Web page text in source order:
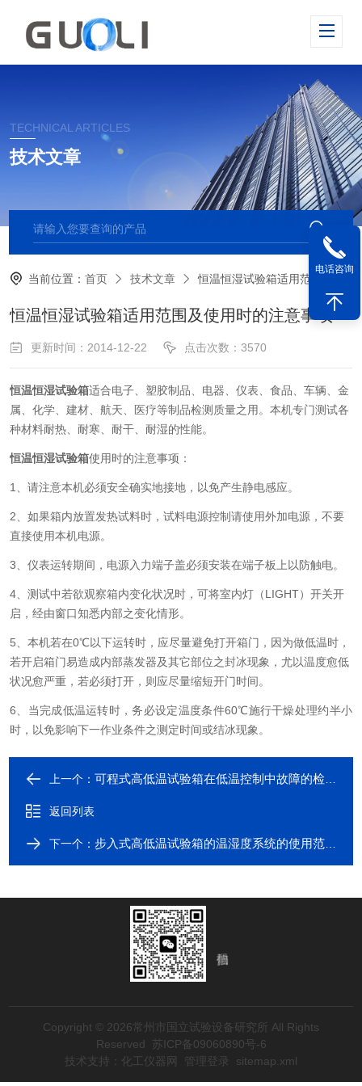
TECHNICAL ARTICLES
技术文章
当前位置：首页 技术文章 恒温恒湿试验箱适用范围及使用时的注意事项
恒温恒湿试验箱适用范围及使用时的注意事项
更新时间：2014-12-22 点击次数：3570
恒温恒湿试验箱适合电子、塑胶制品、电器、仪表、食品、车辆、金
属、化学、建材、航天、医疗等制品检测质量之用。本机专门测试各
种材料耐热、耐寒、耐干、耐湿的性能。
恒温恒湿试验箱使用时的注意事项：
1 、请注意本机必须安全确实地接地，以免产生静电感应。
2 、如果箱内放置发热试料时，试料电源控制请使用外加电源，不要
直接使用本机电源。
3 、仪表运转期间，电源入力端子盖必须安装在端子板上以防触电。
4 、测试中若欲观察箱内变化状况时，可将室内灯（LIGHT）开关开
启，经由窗口知悉内部之变化情形。
5 、本机若在0℃以下运转时，应尽量避免打开箱门，因为做低温时，
若开启箱门易造成内部蒸发器及其它部位之封冰现象，尤以温度愈低
状况愈严重，若必须打开，则应尽量缩短开门时间。
6 、当完成低温运转时，务必设定温度条件60℃施行干燥处理约半小
时，以免影响下一作业条件之测定时间或结冰现象。
上一个：可程式高低温试验箱在低温控制中故障的检修办法
返回列表
下一个： 步入式高低温试验箱的温湿度系统的使用范围和调控
Copyright © 2026常州市国立试验设备研究所 All Rights
Reserved 苏ICP备09060890号-6
技术支持： 化工仪器网 管理登录 sitemap.xml
电话咨询